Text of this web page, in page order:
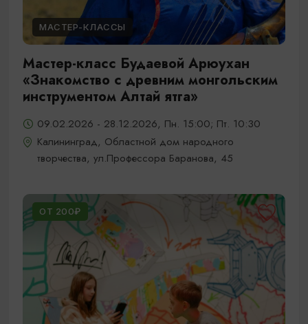
МАСТЕР-КЛАССЫ
Мастер-класс Будаевой Арюухан
«Знакомство с древним монгольским
инструментом Алтай ятга»
09.02.2026 - 28.12.2026, Пн. 15:00; Пт. 10:30
Калининград, Областной дом народного
творчества, ул.Профессора Баранова, 45
ОТ 200₽